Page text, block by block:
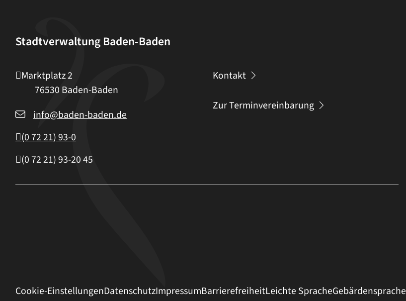
Stadtverwaltung Baden-Baden
Marktplatz 2
76530 Baden-Baden
info@baden-baden.de
(07221) 93-0
(0 7221) 93-2045
Kontakt
Zur Terminvereinbarung
Cookie-EinstellungenDatenschutzImpressumBarrierefreiheitLeichte SpracheGebärdensprache